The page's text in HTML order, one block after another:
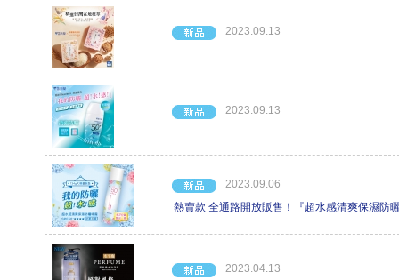
2023.09.13
2023.09.13
2023.09.06
熱賣款 全通路開放販售！『超水感清爽保濕防
2023.04.13